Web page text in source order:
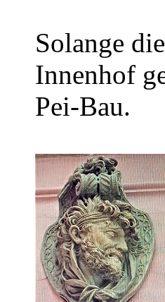
Solange
Innenhof
Pei-Bau.